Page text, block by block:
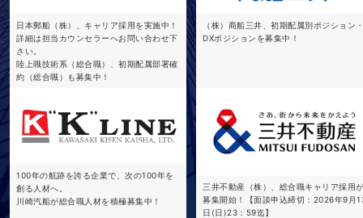
日本郵船（株）、キャリア採用を実施中！
詳細は担当カウンセラーへお問い合わせ下
さい。
陸上職技術系（総合職）、初期配属部署確
約（総合職）も募集中！
（株）商船三井、初期配属別ポジション
DXポジションを募集中！
100年の航跡を誇る企業で、次の100年を
創る人材へ。
川崎汽船が総合職人材を積極募集中！
三井不動産（株）、総合職キャリア採用
募集開始！【面談申込締切：2026年9月
日(日)23：59迄】